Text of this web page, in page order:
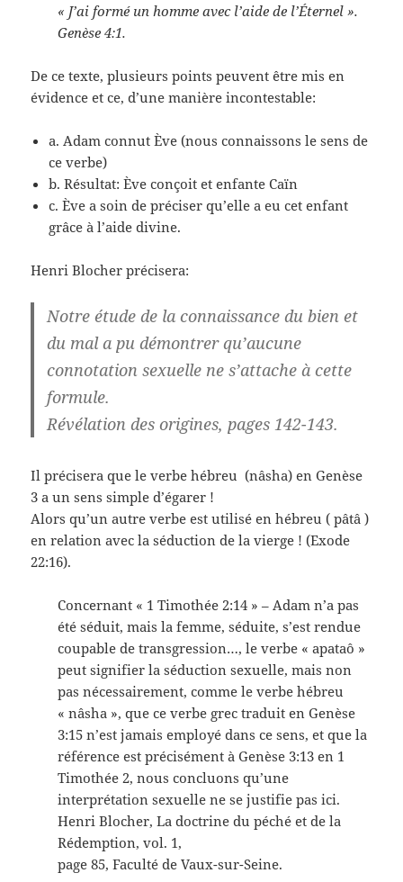
« J’ai formé un homme avec l’aide de l’Éternel ».
Genèse 4:1.
De ce texte, plusieurs points peuvent être mis en
évidence et ce, d’une manière incontestable:
a. Adam connut Ève (nous connaissons le sens de
ce verbe)
b. Résultat: Ève conçoit et enfante Caïn
c. Ève a soin de préciser qu’elle a eu cet enfant
grâce à l’aide divine.
Henri Blocher précisera:
Notre étude de la connaissance du bien et
du mal a pu démontrer qu’aucune
connotation sexuelle ne s’attache à cette
formule.
Révélation des origines, pages 142-143.
Il précisera que le verbe hébreu (nâsha) en Genèse
3 a un sens simple d’égarer !
Alors qu’un autre verbe est utilisé en hébreu ( pâtâ )
en relation avec la séduction de la vierge ! (Exode
22:16).
Concernant « 1 Timothée 2:14 » – Adam n’a pas
été séduit, mais la femme, séduite, s’est rendue
coupable de transgression…, le verbe « apataô »
peut signifier la séduction sexuelle, mais non
pas nécessairement, comme le verbe hébreu
« nâsha », que ce verbe grec traduit en Genèse
3:15 n’est jamais employé dans ce sens, et que la
référence est précisément à Genèse 3:13 en 1
Timothée 2, nous concluons qu’une
interprétation sexuelle ne se justifie pas ici.
Henri Blocher, La doctrine du péché et de la
Rédemption, vol. 1,
page 85, Faculté de Vaux-sur-Seine.